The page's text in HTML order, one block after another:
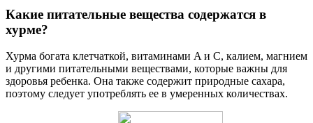
Какие питательные вещества содержатся в
хурме?
Хурма богата клетчаткой, витаминами A и C, калием, магнием
и другими питательными веществами, которые важны для
здоровья ребенка. Она также содержит природные сахара,
поэтому следует употреблять ее в умеренных количествах.